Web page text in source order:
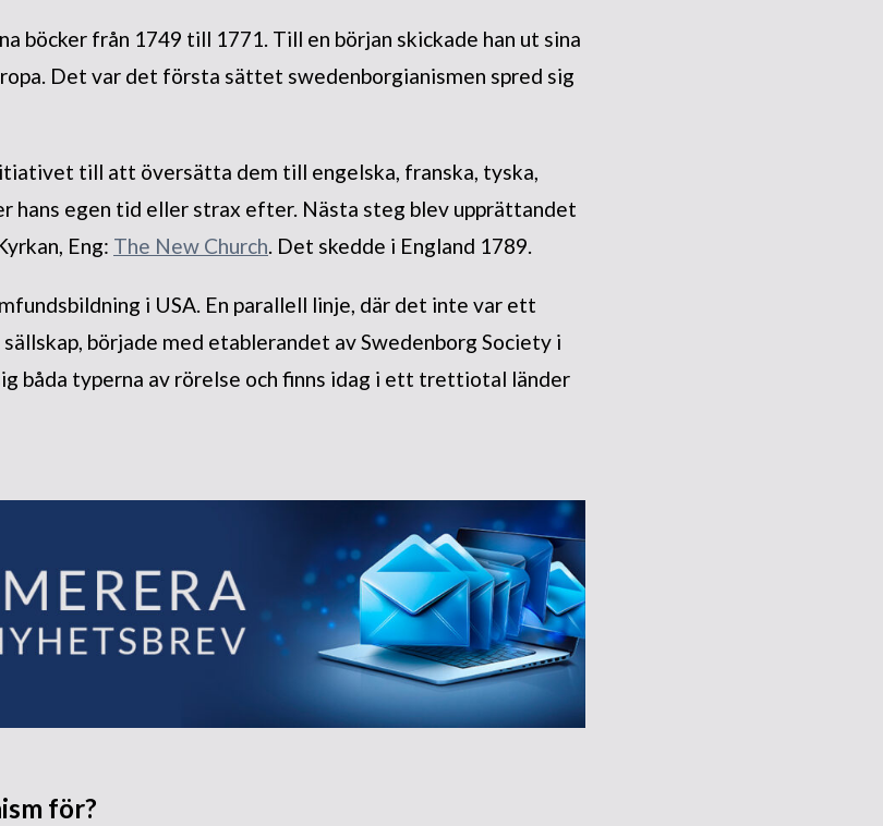
böcker från 1749 till 1771. Till en början skickade han ut sina
Det var det första sättet swedenborgianismen spred sig
till att översätta dem till engelska, franska, tyska,
hans egen tid eller strax efter. Nästa steg blev upprättandet
Eng: The New Church . Det skedde i England 1789.
i USA. En parallell linje, där det inte var ett
började med etablerandet av Swedenborg Society i
båda typerna av rörelse och finns idag i ett trettiotal länder
för?